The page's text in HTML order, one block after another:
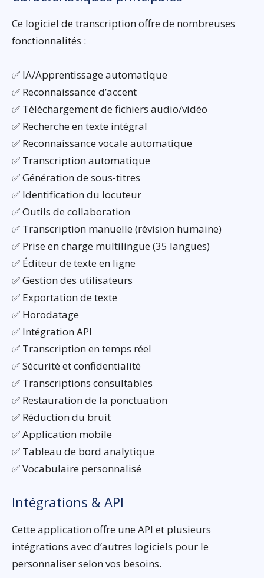
Ce logiciel de transcription offre de nombreuses
fonctionnalités :
✅ IA/Apprentissage automatique
✅ Reconnaissance d’accent
✅ Téléchargement de fichiers audio/vidéo
✅ Recherche en texte intégral
✅ Reconnaissance vocale automatique
✅ Transcription automatique
✅ Génération de sous-titres
✅ Identification du locuteur
✅ Outils de collaboration
✅ Transcription manuelle (révision humaine)
✅ Prise en charge multilingue (35 langues)
✅ Éditeur de texte en ligne
✅ Gestion des utilisateurs
✅ Exportation de texte
✅ Horodatage
✅ Intégration API
✅ Transcription en temps réel
✅ Sécurité et confidentialité
✅ Transcriptions consultables
✅ Restauration de la ponctuation
✅ Réduction du bruit
✅ Application mobile
✅ Tableau de bord analytique
✅ Vocabulaire personnalisé
Intégrations & API
Cette application offre une API et plusieurs
intégrations avec d’autres logiciels pour le
personnaliser selon vos besoins.